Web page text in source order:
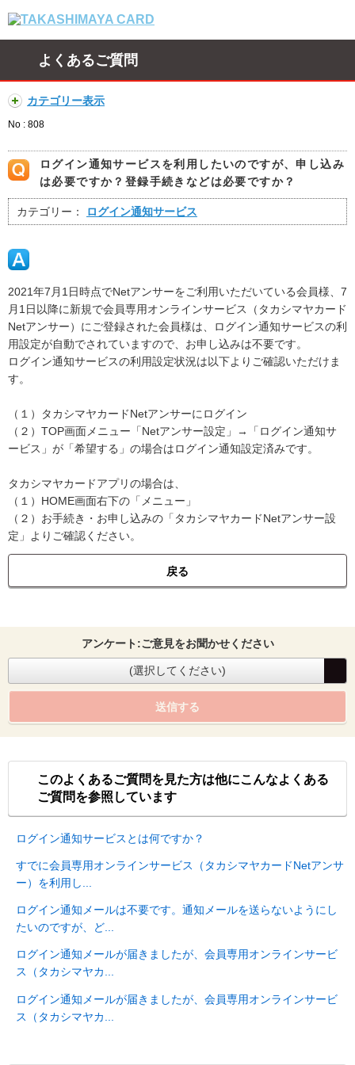
よくあるご質問
カテゴリー表示
No : 808
ログイン通知サービスを利用したいのですが、申し込み
は必要ですか？登録手続きなどは必要ですか？
カテゴリー： ログイン通知サービス
2021年7月1日時点でNetアンサーをご利用いただいている会員様、7
月1日以降に新規で会員専用オンラインサービス（タカシマヤカード
Netアンサー）にご登録された会員様は、ログイン通知サービスの利
用設定が自動でされていますので、お申し込みは不要です。
ログイン通知サービスの利用設定状況は以下よりご確認いただけま
す。
（１）タカシマヤカードNetアンサーにログイン
（２）TOP画面メニュー「Netアンサー設定」→「ログイン通知サ
ービス」が「希望する」の場合はログイン通知設定済みです。
タカシマヤカードアプリの場合は、
（１）HOME画面右下の「メニュー」
（２）お手続き・お申し込みの「タカシマヤカードNetアンサー設
定」よりご確認ください。
戻る
アンケート:ご意見をお聞かせください
(選択してください)
送信する
このよくあるご質問を見た方は他にこんなよくある
ご質問を参照しています
ログイン通知サービスとは何ですか？
すでに会員専用オンラインサービス（タカシマヤカードNetアンサ
ー）を利用し...
ログイン通知メールは不要です。通知メールを送らないようにし
たいのですが、ど...
ログイン通知メールが届きましたが、会員専用オンラインサービ
ス（タカシマヤカ...
ログイン通知メールが届きましたが、会員専用オンラインサービ
ス（タカシマヤカ...